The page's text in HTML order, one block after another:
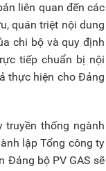
liên quan đến các
quán triệt nội dung
chi bộ và quy định
tiếp chuẩn bị nội
thực hiện cho Đảng
thống ngành
lập Tổng công ty
Đảng bộ PV GAS sẽ